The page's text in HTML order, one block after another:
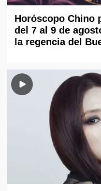
Horóscopo Chino
del 7 al 9 de
la regencia del